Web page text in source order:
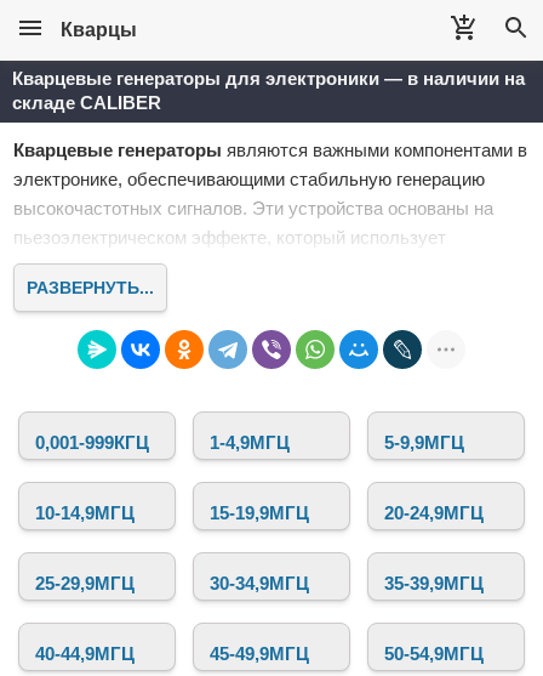
Кварцы
Кварцевые генераторы для электроники — в наличии на
складе CALIBER
Кварцевые генераторы являются важными компонентами в
электронике, обеспечивающими стабильную генерацию
высокочастотных сигналов. Эти устройства основаны на
пьезоэлектрическом эффекте, который использует
кристаллы кварца для стабилизации частоты. Именно
кварцевые генераторы обеспечивают точность и
микроконтроллеров и вычислительных устройств до
В интернет-магазине Кварцыпредставлен широкий
ассортименткварцевых генераторов
для самых различных
приложений. Мы предлагаем устройства с различной
частотой, напряжением питания, корпусом и другими
параметрами, которые подходят для профессиональных и
любительских проектов.
РАЗВЕРНУТЬ...
0,001-999КГЦ 1-4,9МГЦ 5-9,9МГЦ
10-14,9МГЦ 15-19,9МГЦ 20-24,9МГЦ
25-29,9МГЦ 30-34,9МГЦ 35-39,9МГЦ
40-44,9МГЦ 45-49,9МГЦ 50-54,9МГЦ